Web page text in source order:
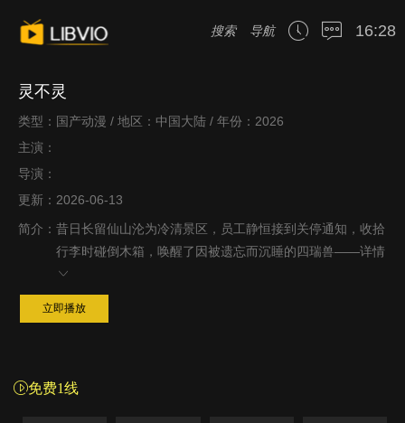
搜索 导航 16:28
灵不灵
类型：国产动漫 / 地区：中国大陆 / 年份：2026
主演：
导演：
更新：2026-06-13
简介： 昔日长留仙山沦为冷清景区，员工静恒接到关停通知，收拾
行李时碰倒木箱，唤醒了因被遗忘而沉睡的四瑞兽——详情
立即播放
免费1线